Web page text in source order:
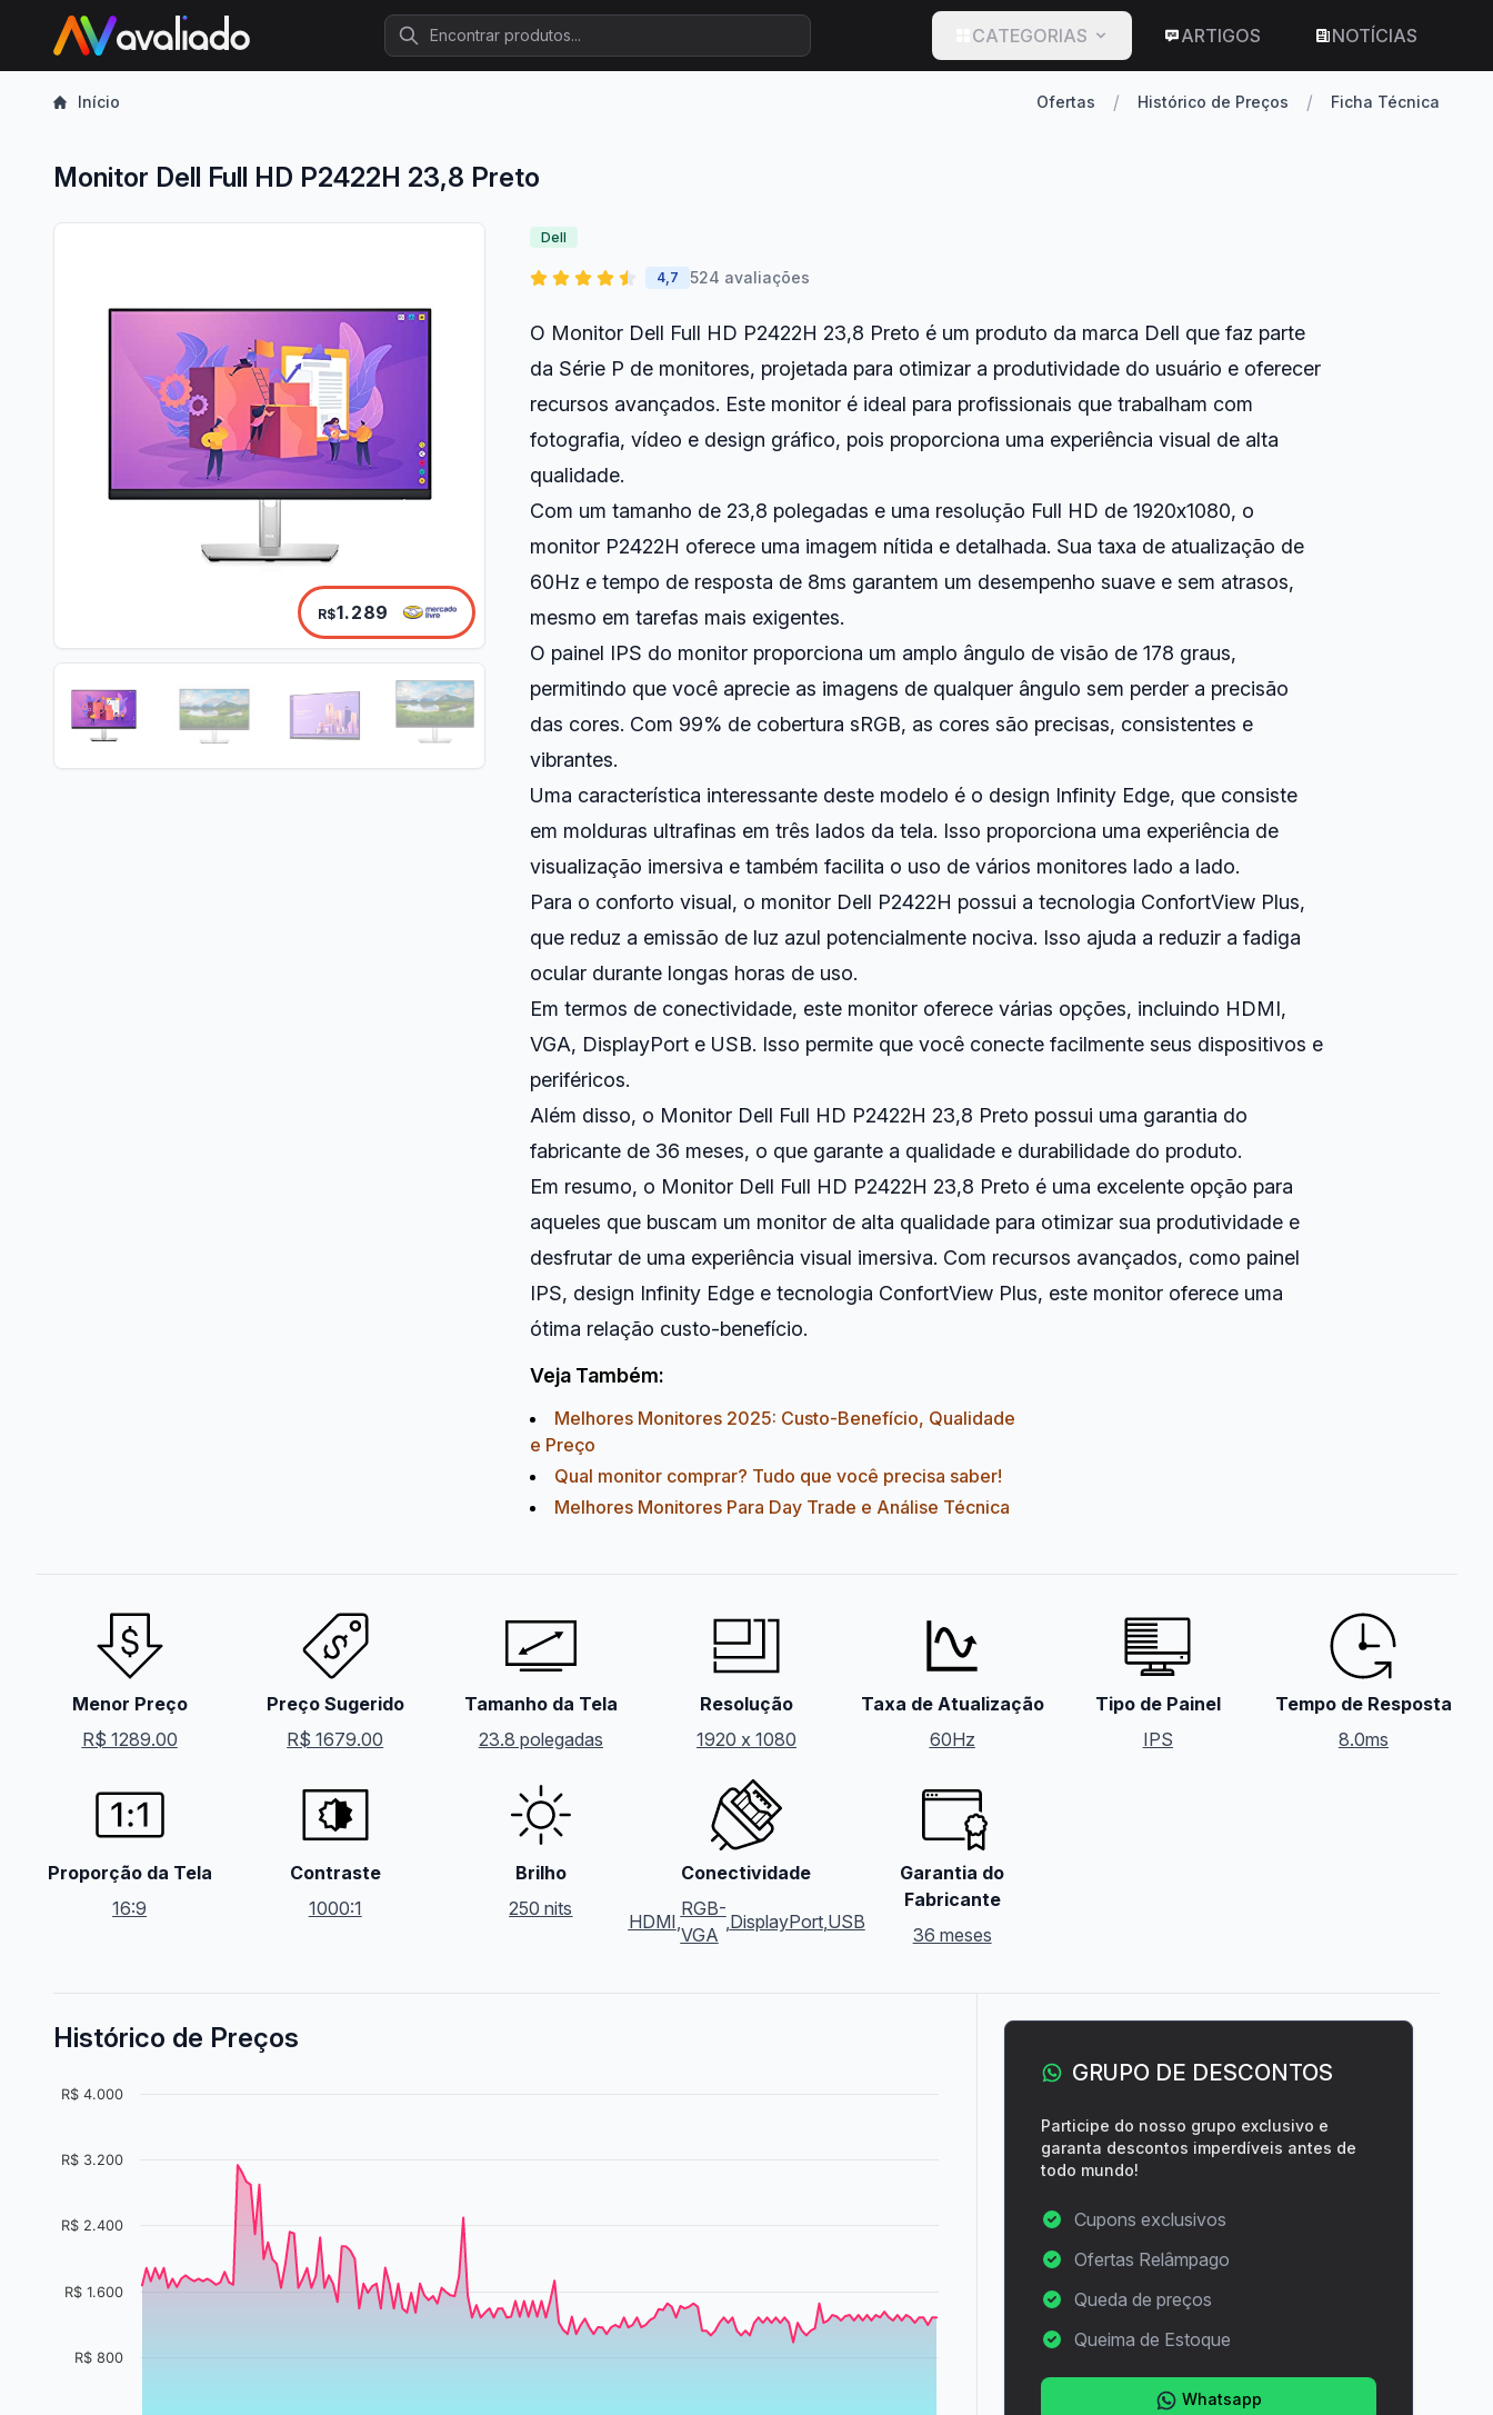
Procurar
CATEGORIAS ARTIGOS NOTÍCIAS
Início Ofertas / Histórico de Preços / Ficha Técnica
Monitor Dell Full HD P2422H 23,8 Preto
R$1.289
Dell
4,7 524 avaliações
O Monitor Dell Full HD P2422H 23,8 Preto é um produto da marca Dell que faz parte
da Série P de monitores, projetada para otimizar a produtividade do usuário e oferecer
recursos avançados. Este monitor é ideal para profissionais que trabalham com
fotografia, vídeo e design gráfico, pois proporciona uma experiência visual de alta
qualidade.
Com um tamanho de 23,8 polegadas e uma resolução Full HD de 1920x1080, o
monitor P2422H oferece uma imagem nítida e detalhada. Sua taxa de atualização de
60Hz e tempo de resposta de 8ms garantem um desempenho suave e sem atrasos,
mesmo em tarefas mais exigentes.
O painel IPS do monitor proporciona um amplo ângulo de visão de 178 graus,
permitindo que você aprecie as imagens de qualquer ângulo sem perder a precisão
das cores. Com 99% de cobertura sRGB, as cores são precisas, consistentes e
vibrantes.
Uma característica interessante deste modelo é o design Infinity Edge, que consiste
em molduras ultrafinas em três lados da tela. Isso proporciona uma experiência de
visualização imersiva e também facilita o uso de vários monitores lado a lado.
Para o conforto visual, o monitor Dell P2422H possui a tecnologia ConfortView Plus,
que reduz a emissão de luz azul potencialmente nociva. Isso ajuda a reduzir a fadiga
ocular durante longas horas de uso.
Em termos de conectividade, este monitor oferece várias opções, incluindo HDMI,
VGA, DisplayPort e USB. Isso permite que você conecte facilmente seus dispositivos e
periféricos.
Além disso, o Monitor Dell Full HD P2422H 23,8 Preto possui uma garantia do
fabricante de 36 meses, o que garante a qualidade e durabilidade do produto.
Em resumo, o Monitor Dell Full HD P2422H 23,8 Preto é uma excelente opção para
aqueles que buscam um monitor de alta qualidade para otimizar sua produtividade e
desfrutar de uma experiência visual imersiva. Com recursos avançados, como painel
IPS, design Infinity Edge e tecnologia ConfortView Plus, este monitor oferece uma
ótima relação custo-benefício.
Veja Também:
Melhores Monitores 2025: Custo-Benefício, Qualidade
e Preço
Qual monitor comprar? Tudo que você precisa saber!
Melhores Monitores Para Day Trade e Análise Técnica
Menor Preço
R$ 1289.00
Preço Sugerido
R$ 1679.00
Tamanho da Tela
23.8 polegadas
Resolução
1920 x 1080
Taxa de Atualização
60Hz
Tipo de Painel
IPS
Tempo de Resposta
8.0ms
Proporção da Tela
16:9
Contraste
1000:1
Brilho
250 nits
Conectividade
HDMI,
RGB-
VGA
,DisplayPort,USB
Garantia do
Fabricante
36 meses
Histórico de Preços
R$ 800
R$ 1.600
R$ 2.400
R$ 3.200
R$ 4.000
GRUPO DE DESCONTOS
Participe do nosso grupo exclusivo e
garanta descontos imperdíveis antes de
todo mundo!
Cupons exclusivos
Ofertas Relâmpago
Queda de preços
Queima de Estoque
Whatsapp